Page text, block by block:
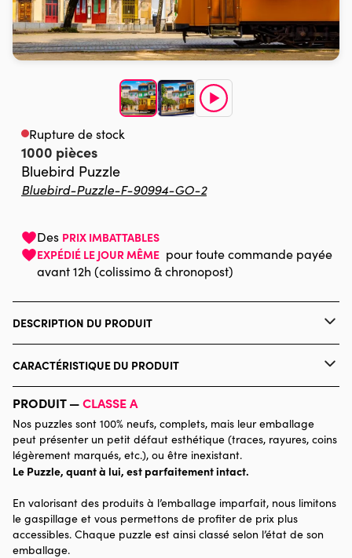
Rupture de stock
1000 pièces
Bluebird Puzzle
Bluebird-Puzzle-F-90994-GO-2
Des PRIX IMBATTABLES
EXPÉDIÉ LE JOUR MÊME pour toute commande payée
avant 12h (colissimo & chronopost)
DESCRIPTION DU PRODUIT
123RF - Proslgn
CARACTÉRISTIQUE DU PRODUIT
Catégorie Puzzles - Villes et Villages
Age
Puzzle pour Adultes (500 à
Provenance Made in France
PRODUIT —CLASSE A
Nos puzzles sont 100% neufs, complets, mais leur emballage
peut présenter un petit défaut esthétique (traces, rayures, coins
légèrement marqués, etc.), ou être inexistant.
Le Puzzle, quant à lui, est parfaitement intact.
En valorisant des produits à l’emballage imparfait, nous limitons
le gaspillage et vous permettons de profiter de prix plus
accessibles. Chaque puzzle est ainsi classé selon l’état de son
emballage.